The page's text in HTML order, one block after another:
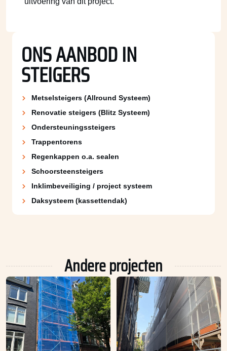
ONS AANBOD IN
STEIGERS
Metselsteigers (Allround Systeem)
Renovatie steigers (Blitz Systeem)
Ondersteuningssteigers
Trappentorens
Regenkappen o.a. sealen
Schoorsteen­steigers
Inklimbeveiliging / project systeem
Daksysteem (kassettendak)
Andere projecten